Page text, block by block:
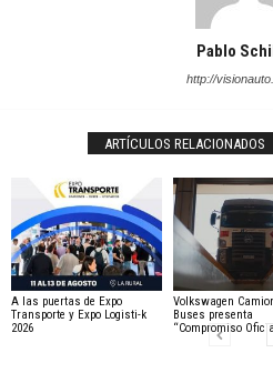
Pablo
http://
ARTÍCULOS RELACIONADOS
A las puertas de Expo
Transporte y Expo Logisti-k
2026
Volkswagen
Buses presenta
“Compromiso